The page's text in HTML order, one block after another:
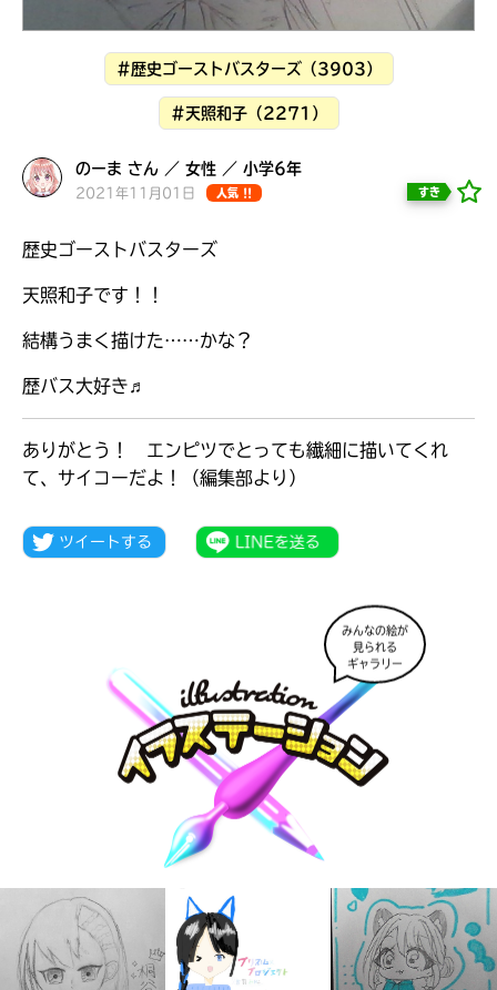
大人気
シリーズに
#歴史ゴーストバスターズ（3903）
#天照和子（2271）
のーま さん ／ 女性 ／ 小学6年
2021年11月01日 人気 !! すき
歴史ゴーストバスターズ
天照和子です！！
結構うまく描けた……かな？
歴バス大好き♬
ありがとう！ エンピツでとっても繊細に描いてくれ
て、サイコーだよ！（編集部より）
みんなの絵が
見られる
ギャラリー